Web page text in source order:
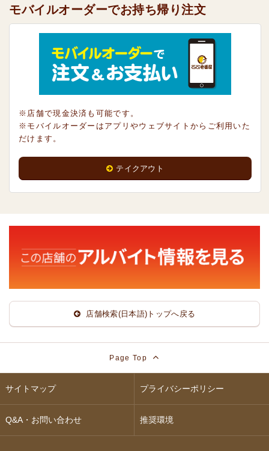
モバイルオーダーでお持ち帰り注文
※店舗で現金決済も可能です。
※モバイルオーダーはアプリやウェブサイトからご利用いた
だけます。
テイクアウト
店舗検索(日本語)トップへ戻る
Page Top
サイトマップ プライバシーポリシー
Q&A・お問い合わせ 推奨環境